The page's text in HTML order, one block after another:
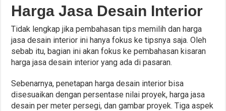
Harga Jasa Desain Interior
Tidak lengkap jika pembahasan tips memilih dan harga
jasa desain interior ini hanya fokus ke tipsnya saja. Oleh
sebab itu, bagian ini akan fokus ke pembahasan kisaran
harga jasa desain interior yang ada di pasaran.
Sebenarnya, penetapan harga desain interior bisa
disesuaikan dengan persentase nilai proyek, harga jasa
desain per meter persegi, dan gambar proyek. Tiga aspek